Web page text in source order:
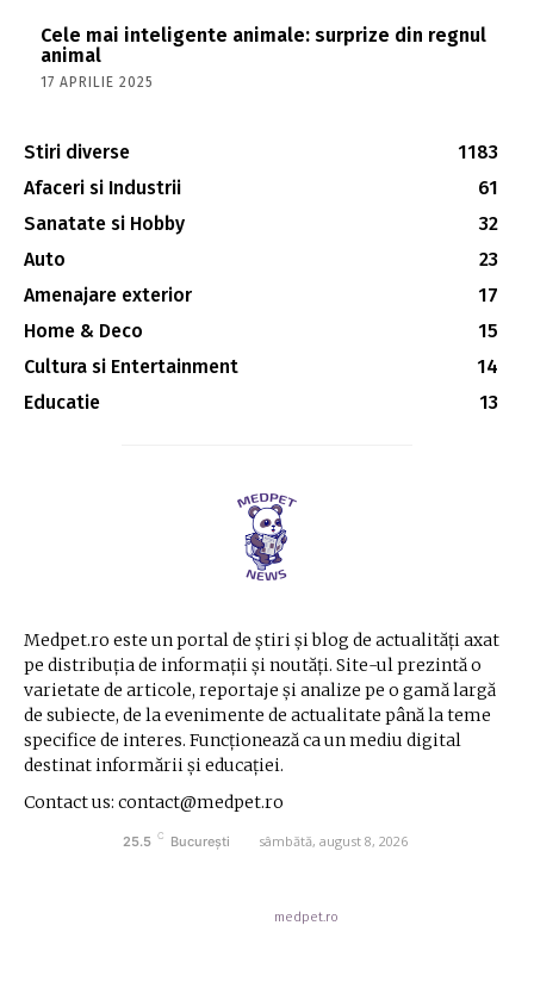
Cele mai inteligente animale: surprize din regnul
animal
17 APRILIE 2025
Stiri diverse
1183
Afaceri si Industrii
61
Sanatate si Hobby
32
Auto
23
Amenajare exterior
17
Home & Deco
15
Cultura si Entertainment
14
Educatie
13
Medpet.ro este un portal de știri și blog de actualități axat
pe distribuția de informații și noutăți. Site-ul prezintă o
varietate de articole, reportaje și analize pe o gamă largă
de subiecte, de la evenimente de actualitate până la teme
specifice de interes. Funcționează ca un mediu digital
destinat informării și educației.
Contact us: contact@medpet.ro
25.5 C București sâmbătă, august 8, 2026
medpet.ro